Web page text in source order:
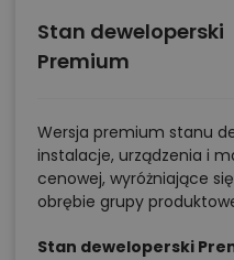
Stan deweloperski
Premium
Wersja premium stanu
instalacje, urządzenia i
cenowej, wyróżniające
obrębie grupy
Stan deweloperski